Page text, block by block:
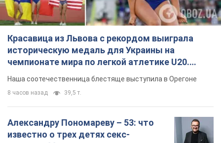
Александру Пономареву – 53: что
известно о трех детях секс-
символа 90-х и как они выглядят
Несмотря на развитие карьеры, артист не
действительны ли доллары 1996
года: принимают ли обменники и